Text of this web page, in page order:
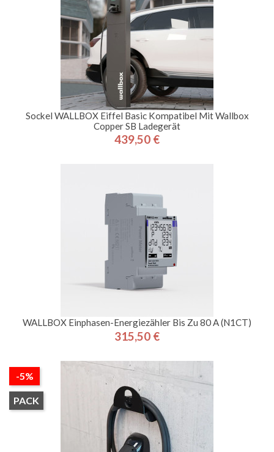
Sockel WALLBOX Eiffel Basic Kompatibel Mit Wallbox
Copper SB Ladegerät
Preis
439,50 €
WALLBOX Einphasen-Energiezähler Bis Zu 80 A (N1CT)
Preis
315,50 €
-5%
PACK